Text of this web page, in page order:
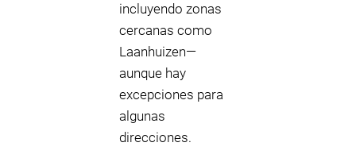
incluyendo zonas
cercanas como
Laanhuizen—
aunque hay
excepciones para
algunas
direcciones.